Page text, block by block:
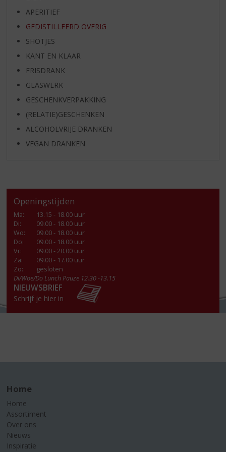
APERITIEF
GEDISTILLEERD OVERIG
SHOTJES
KANT EN KLAAR
FRISDRANK
GLASWERK
GESCHENKVERPAKKING
(RELATIE)GESCHENKEN
ALCOHOLVRIJE DRANKEN
VEGAN DRANKEN
Openingstijden
Ma:
13.15 - 18.00 uur
Di:
09.00 - 18.00 uur
Wo:
09.00 - 18.00 uur
Do:
09.00 - 18.00 uur
Vr:
09.00 - 20.00 uur
Za:
09.00 - 17.00 uur
Zo:
gesloten
Di/Woe/Do Lunch Pauze 12.30 -13.15
NIEUWSBRIEF
Schrijf je hier in
Home
Home
Assortiment
Over ons
Nieuws
Inspiratie